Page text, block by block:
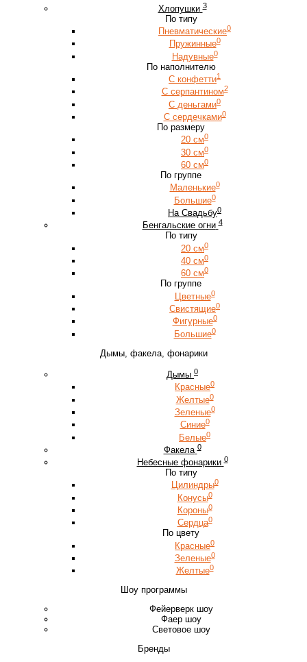
Хлопушки 3
По типу
Пневматические0
Пружинные0
Надувные0
По наполнителю
С конфетти1
С серпантином2
С деньгами0
С сердечками0
По размеру
20 см0
30 см0
60 см0
По группе
Маленькие0
Большие0
На Свадьбу0
Бенгальские огни 4
По типу
20 см0
40 см0
60 см0
По группе
Цветные0
Свистящие0
Фигурные0
Большие0
Дымы, факела, фонарики
Дымы 0
Красные0
Желтые0
Зеленые0
Синие0
Белые0
Факела 0
Небесные фонарики 0
По типу
Цилиндры0
Конусы0
Короны0
Сердца0
По цвету
Красные0
Зеленые0
Желтые0
Шоу программы
Фейерверк шоу
Фаер шоу
Световое шоу
Бренды